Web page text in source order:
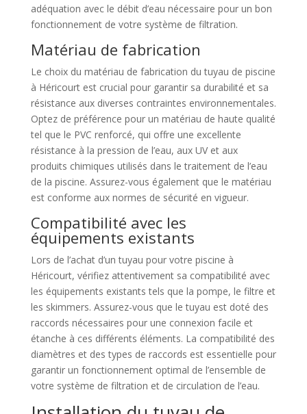
adéquation avec le débit d’eau nécessaire pour un bon
fonctionnement de votre système de filtration.
Matériau de fabrication
Le choix du matériau de fabrication du tuyau de piscine
à Héricourt est crucial pour garantir sa durabilité et sa
résistance aux diverses contraintes environnementales.
Optez de préférence pour un matériau de haute qualité
tel que le PVC renforcé, qui offre une excellente
résistance à la pression de l’eau, aux UV et aux
produits chimiques utilisés dans le traitement de l’eau
de la piscine. Assurez-vous également que le matériau
est conforme aux normes de sécurité en vigueur.
Compatibilité avec les
équipements existants
Lors de l’achat d’un tuyau pour votre piscine à
Héricourt, vérifiez attentivement sa compatibilité avec
les équipements existants tels que la pompe, le filtre et
les skimmers. Assurez-vous que le tuyau est doté des
raccords nécessaires pour une connexion facile et
étanche à ces différents éléments. La compatibilité des
diamètres et des types de raccords est essentielle pour
garantir un fonctionnement optimal de l’ensemble de
votre système de filtration et de circulation de l’eau.